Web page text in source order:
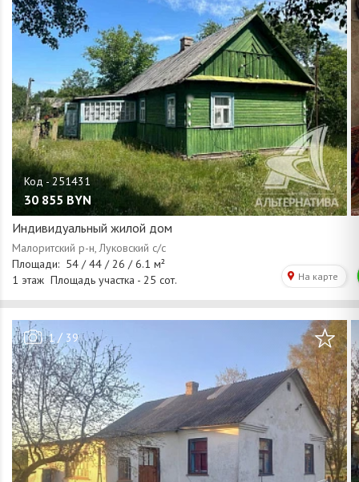
30 855 BYN
Индивидуальный жилой дом
1 / 39